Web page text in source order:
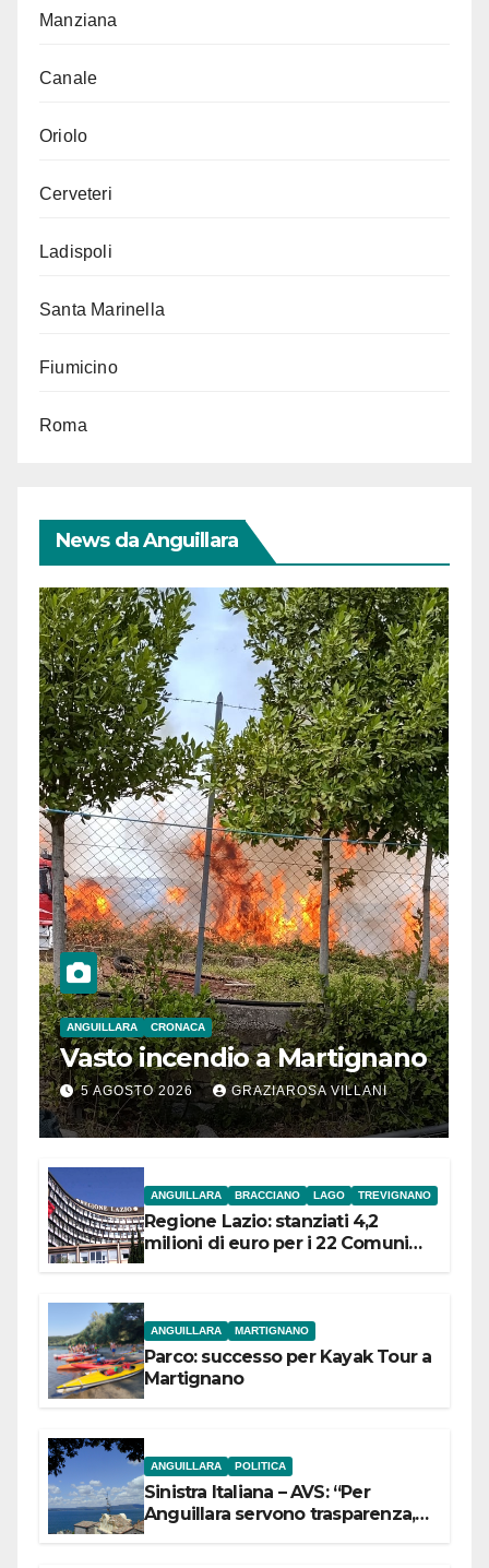
Manziana
Canale
Oriolo
Cerveteri
Ladispoli
Santa Marinella
Fiumicino
Roma
News da Anguillara
ANGUILLARA CRONACA
Vasto incendio a Martignano
5 AGOSTO 2026 GRAZIAROSA VILLANI
ANGUILLARA BRACCIANO LAGO TREVIGNANO
Regione Lazio: stanziati 4,2
milioni di euro per i 22 Comuni
ANGUILLARA MARTIGNANO
Parco: successo per Kayak Tour a
Martignano
ANGUILLARA POLITICA
Sinistra Italiana – AVS: “Per
Anguillara servono trasparenza,